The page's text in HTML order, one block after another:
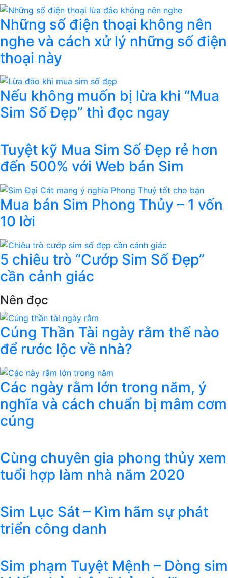
Những số điện thoại không nên
nghe và cách xử lý những số điện
thoại này
Nếu không muốn bị lừa khi “Mua
Sim Số Đẹp” thì đọc ngay
Tuyệt kỹ Mua Sim Số Đẹp rẻ hơn
đến 500% với Web bán Sim
Mua bán Sim Phong Thủy – 1 vốn
10 lời
5 chiêu trò “Cướp Sim Số Đẹp”
cần cảnh giác
Nên đọc
Cúng Thần Tài ngày rằm thế nào
để rước lộc về nhà?
Các ngày rằm lớn trong năm, ý
nghĩa và cách chuẩn bị mâm cơm
cúng
Cùng chuyên gia phong thủy xem
tuổi hợp làm nhà năm 2020
Sim Lục Sát – Kìm hãm sự phát
triển công danh
Sim phạm Tuyệt Mệnh – Dòng sim